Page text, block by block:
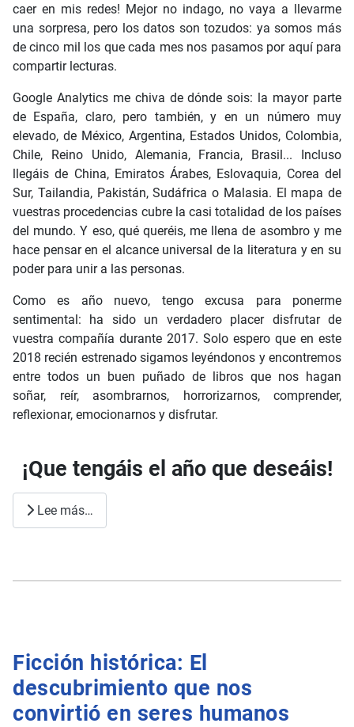
caer en mis redes! Mejor no indago, no vaya a llevarme
una sorpresa, pero los datos son tozudos: ya somos más
de cinco mil los que cada mes nos pasamos por aquí para
compartir lecturas.
Google Analytics me chiva de dónde sois: la mayor parte
de España, claro, pero también, y en un número muy
elevado, de México, Argentina, Estados Unidos, Colombia,
Chile, Reino Unido, Alemania, Francia, Brasil... Incluso
llegáis de China, Emiratos Árabes, Eslovaquia, Corea del
Sur, Tailandia, Pakistán, Sudáfrica o Malasia. El mapa de
vuestras procedencias cubre la casi totalidad de los países
del mundo. Y eso, qué queréis, me llena de asombro y me
hace pensar en el alcance universal de la literatura y en su
poder para unir a las personas.
Como es año nuevo, tengo excusa para ponerme
sentimental: ha sido un verdadero placer disfrutar de
vuestra compañía durante 2017. Solo espero que en este
2018 recién estrenado sigamos leyéndonos y encontremos
entre todos un buen puñado de libros que nos hagan
soñar, reír, asombrarnos, horrorizarnos, comprender,
reflexionar, emocionarnos y disfrutar.
¡Que tengáis el año que deseáis!
Lee más…
Ficción histórica: El
descubrimiento que nos
convirtió en seres humanos